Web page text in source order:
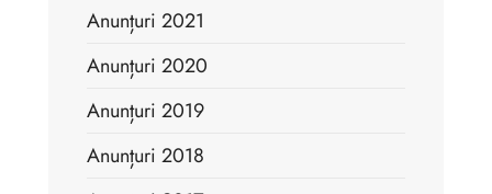
Anunțuri 2021
Anunțuri 2020
Anunțuri 2019
Anunțuri 2018